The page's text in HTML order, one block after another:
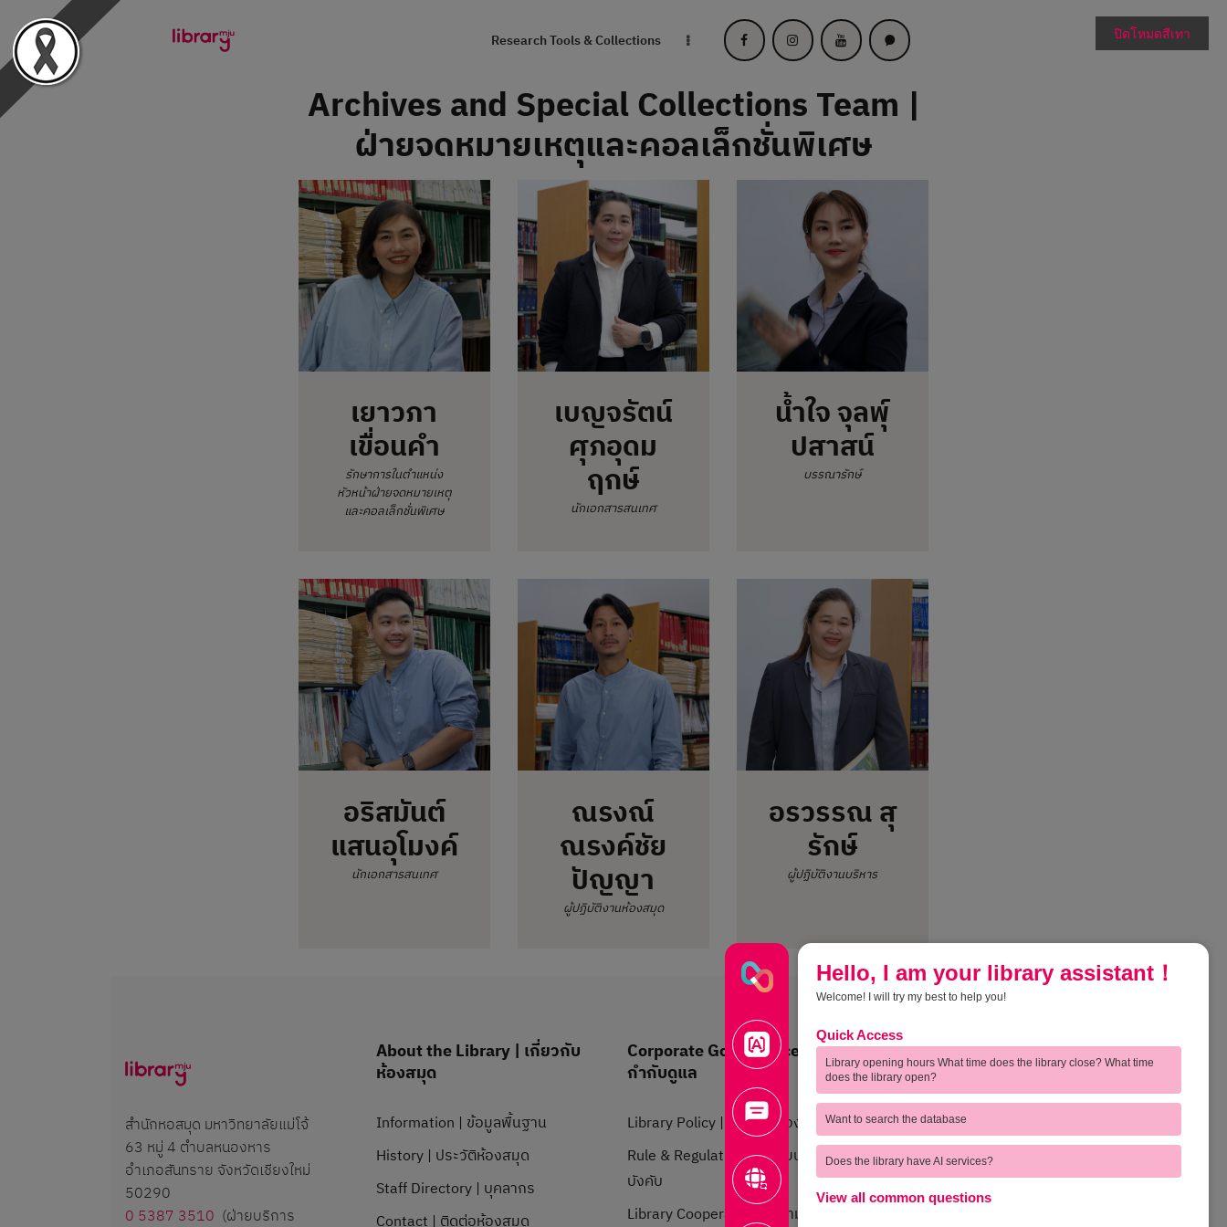
Research Tools & Collections
RESEARCH TOOLS
SERVICES & HELP
ABOUT THE
LIBRARY
สายตรงผู้อำนวยการ
Archives and Special Collections Team |
ฝ่ายจดหมายเหตุและคอลเล็กชั่นพิเศษ
เยาวภา
เขื่อนคำ
รักษาการในตำแหน่ง
หัวหน้าฝ่ายจดหมายเหตุ
และคอลเล็กชั่นพิเศษ
เบญจรัตน์
ศุภอุดม
ฤกษ์
นักเอกสารสนเทศ
น้ำใจ จุลพุ์
ปสาสน์
บรรณารักษ์
อริสมันต์
แสนอุโมงค์
นักเอกสารสนเทศ
ณรงณ์
ณรงค์ชัย
ปัญญา
ผู้ปฏิบัติงานห้องสมุด
อรวรรณ สุ
รักษ์
ผู้ปฏิบัติงานบริหาร
สำนักหอสมุด มหาวิทยาลัยแม่โจ้
63 หมู่ 4 ตำบลหนองหาร
อำเภอสันทราย จังหวัดเชียงใหม่
50290
0 5387 3510 (ฝ่ายบริการ
About the Library | เกี่ยวกับ
ห้องสมุด
Information | ข้อมูลพื้นฐาน
History | ประวัติห้องสมุด
Staff Directory | บุคลากร
Contact | ติดต่อห้องสมุด
Corporate Governance | การ
กำกับดูแล
Library Policy | นโยบายห้องสมุด
Rule & Regulation | ระเบียบข้อ
บังคับ
Library Cooperation | ความร่วมมือ
Feedback | ความคิดเห็นของผู้
ใช้บริการ
Complain | ร้องเรียน
Voice of Customer | ชมเชยและ
เสนอแนะ
ปิดโหมดสีเทา
Hello, I am your library assistant！
Welcome! I will try my best to help you!
Quick Access
Library opening hours What time does the library close? What time
does the library open?
Want to search the database
Does the library have AI services?
View all common questions